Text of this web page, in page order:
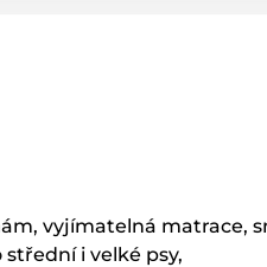
vyjímatelná matrace,
i velké psy,